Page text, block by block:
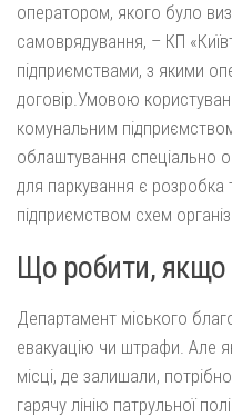
оператором, якого було
самоврядування, – КП
підприємствами, з якими
договір.Умовою
комунальним
облаштування спеціально
для паркування є
підприємством схем
Що робити, якщо
Департамент міського
евакуацію чи штрафи. Але
місці, де залишали,
гарячу лінію патрульної